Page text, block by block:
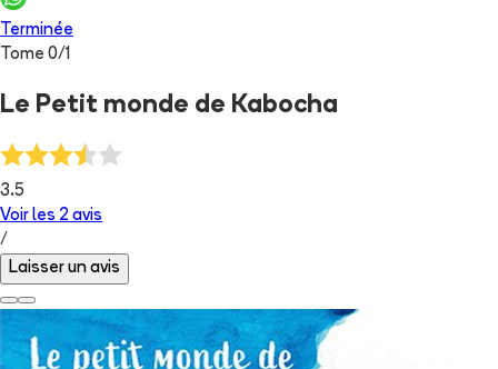
Terminée
Tome 0/1
Le Petit monde de Kabocha
3.5
Voir les 2 avis
/
Laisser un avis